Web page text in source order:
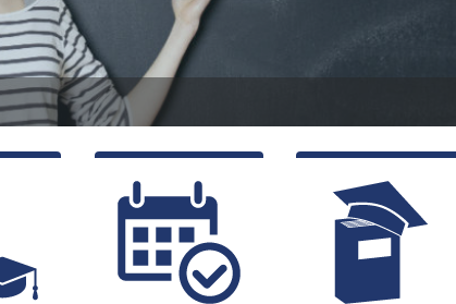
Livro: Crises e Transformações da